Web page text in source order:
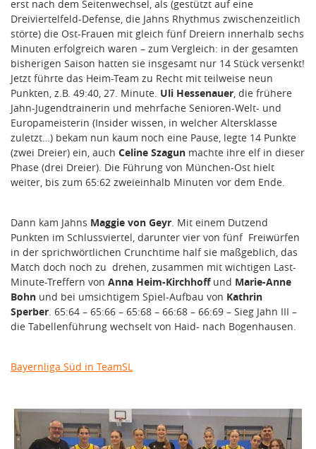
erst nach dem Seitenwechsel, als (gestützt auf eine
Dreiviertelfeld-Defense, die Jahns Rhythmus zwischenzeitlich
störte) die Ost-Frauen mit gleich fünf Dreiern innerhalb sechs
Minuten erfolgreich waren – zum Vergleich: in der gesamten
bisherigen Saison hatten sie insgesamt nur 14 Stück versenkt!
Jetzt führte das Heim-Team zu Recht mit teilweise neun
Punkten, z.B. 49:40, 27. Minute. Uli Hessenauer, die frühere
Jahn-Jugendtrainerin und mehrfache Senioren-Welt- und
Europameisterin (Insider wissen, in welcher Altersklasse
zuletzt…) bekam nun kaum noch eine Pause, legte 14 Punkte
(zwei Dreier) ein, auch Celine Szagun machte ihre elf in dieser
Phase (drei Dreier). Die Führung von München-Ost hielt
weiter, bis zum 65:62 zweieinhalb Minuten vor dem Ende.
Dann kam Jahns Maggie von Geyr. Mit einem Dutzend
Punkten im Schlussviertel, darunter vier von fünf Freiwürfen
in der sprichwörtlichen Crunchtime half sie maßgeblich, das
Match doch noch zu drehen, zusammen mit wichtigen Last-
Minute-Treffern von Anna Heim-Kirchhoffund Marie-Anne
Bohn und bei umsichtigem Spiel-Aufbau von Kathrin
Sperber. 65:64 – 65:66 – 65:68 – 66:68 – 66:69 – Sieg Jahn III –
die Tabellenführung wechselt von Haid- nach Bogenhausen.
Bayernliga Süd in TeamSL